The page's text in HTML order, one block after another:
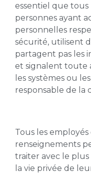
essentiel que
personnes ayant
personnelles
sécurité, utilisent
partagent pas les
et signalent toute
les systèmes ou
responsable de la
Tous les
renseignements
traiter avec le
la vie privée de